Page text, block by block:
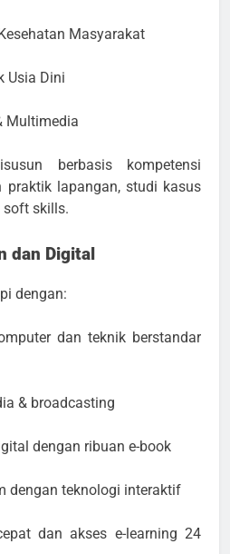
Masyarakat
Usia Dini
Multimedia
berbasis kompetensi
praktik lapangan, studi kasus
soft skills.
dan Digital
dengan:
dan teknik berstandar
& broadcasting
dengan ribuan e-book
dengan teknologi interaktif
dan akses e-learning 24